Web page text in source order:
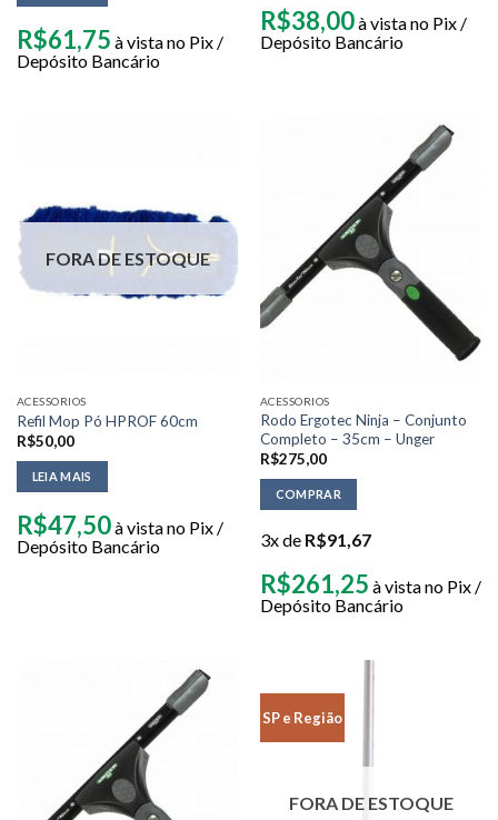
R$61,75 à vista no Pix /
Depósito Bancário
R$38,00à vista no Pix /
Depósito Bancário
FORA DE ESTOQUE
ACESSORIOS
Refil Mop Pó HPROF 60cm
R$50,00
LEIA MAIS
R$47,50à vista no Pix /
Depósito Bancário
ACESSORIOS
Rodo Ergotec Ninja – Conjunto
Completo – 35cm – Unger
R$275,00
COMPRAR
3x de R$91,67
R$261,25 à vista no Pix /
Depósito Bancário
SP e Região
FORA DE ESTOQUE